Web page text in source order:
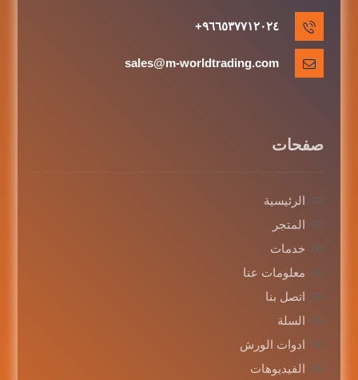
٩٦٦٥٣٧٧١٢٠٢٤+
sales@m-worldtrading.com
صفحات
الرئيسية
المتجر
خدمات
معلومات عنا
اتصل بنا
السلة
ادوات الورش
الفيديوهات